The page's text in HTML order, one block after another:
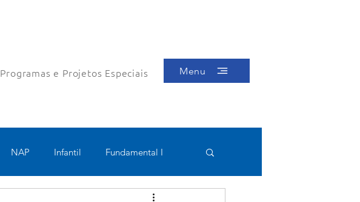
Programas e Projetos Especiais Menu
NAP Infantil Fundamental I